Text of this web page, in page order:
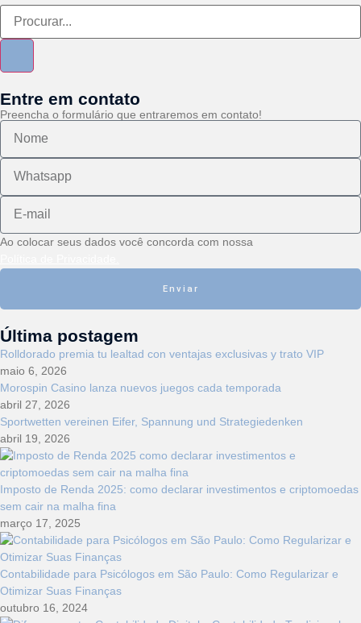
Entre em contato
Preencha o formulário que entraremos em contato!
Ao colocar seus dados você concorda com nossa
Enviar
Última postagem
Rolldorado premia tu lealtad con ventajas exclusivas y trato VIP
maio 6, 2026
Morospin Casino lanza nuevos juegos cada temporada
abril 27, 2026
Sportwetten vereinen Eifer, Spannung und Strategiedenken
abril 19, 2026
Imposto de Renda 2025: como declarar investimentos e criptomoedas
sem cair na malha fina
março 17, 2025
Contabilidade para Psicólogos em São Paulo: Como Regularizar e
Otimizar Suas Finanças
outubro 16, 2024